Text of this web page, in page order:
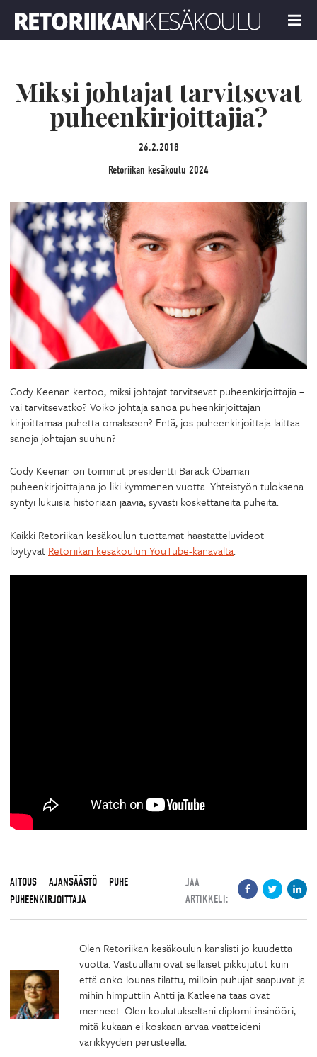
MENU
Miksi johtajat tarvitsevat
puheenkirjoittajia?
26.2.2018
Retoriikan kesäkoulu 2024
Cody Keenan kertoo, miksi johtajat tarvitsevat puheenkirjoittajia –
vai tarvitsevatko? Voiko johtaja sanoa puheenkirjoittajan
kirjoittamaa puhetta omakseen? Entä, jos puheenkirjoittaja laittaa
sanoja johtajan suuhun?
Cody Keenan on toiminut presidentti Barack Obaman
puheenkirjoittajana jo liki kymmenen vuotta. Yhteistyön tuloksena
syntyi lukuisia historiaan jääviä, syvästi koskettaneita puheita.
Kaikki Retoriikan kesäkoulun tuottamat haastatteluvideot
löytyvät Retoriikan kesäkoulun YouTube-kanavalta.
AITOUS AJANSÄÄSTÖ
PUHE
PUHEENKIRJOITTAJA
JAA
ARTIKKELI:
Olen Retoriikan kesäkoulun kanslisti jo kuudetta
vuotta. Vastuullani ovat sellaiset pikkujutut kuin
että onko lounas tilattu, milloin puhujat saapuvat ja
mihin himputtiin Antti ja Katleena taas ovat
menneet. Olen koulutukseltani diplomi-insinööri,
mitä kukaan ei koskaan arvaa vaatteideni
värikkyyden perusteella.